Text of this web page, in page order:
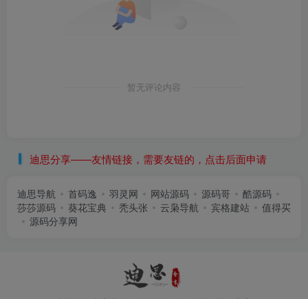
暂无评论内容
迪思分享——友情链接，需要友链的，点击后面申请
迪思导航 首码逸 羽灵网 网站源码 源码哥
酷源码
莎莎源码
葵花宝典 秃头张 云枭导航 宾格建站
值得买
源码分享网